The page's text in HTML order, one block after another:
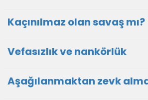
Kaçınılmaz olan savaş mı?
Vefasızlık ve nankörlük
Aşağılanmaktan zevk